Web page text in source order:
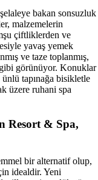
bakan sonsuzluk
malzemelerin
çiftliklerden ve
yavaş yemek
ve taze toplanmış,
görünüyor. Konuklar
tapınağa bisikletle
üzere ruhani spa
Resort & Spa,
bir alternatif olup,
idealdir. Yeni